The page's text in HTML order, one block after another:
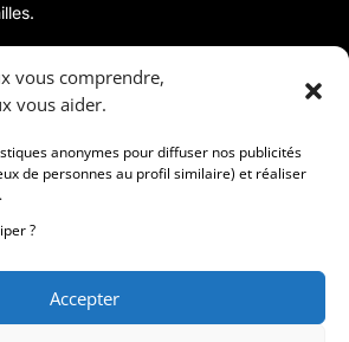
vous comprendre,
vous aider.
anonymes pour diffuser nos publicités
de personnes au profil similaire) et réaliser
?
Accepter